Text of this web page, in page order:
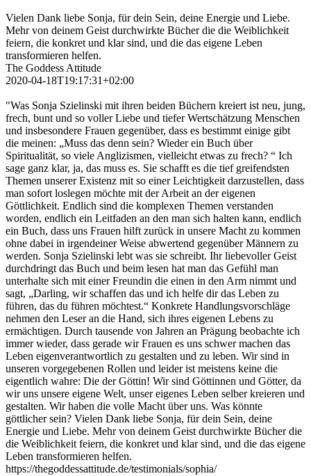
Vielen Dank liebe Sonja, für dein Sein, deine Energie und Liebe.
Mehr von deinem Geist durchwirkte Bücher die die Weiblichkeit
feiern, die konkret und klar sind, und die das eigene Leben
transformieren helfen.
The Goddess Attitude
2020-04-18T19:17:31+02:00
"Was Sonja Szielinski mit ihren beiden Büchern kreiert ist neu, jung,
frech, bunt und so voller Liebe und tiefer Wertschätzung Menschen
und insbesondere Frauen gegenüber, dass es bestimmt einige gibt
die meinen: „Muss das denn sein? Wieder ein Buch über
Spiritualität, so viele Anglizismen, vielleicht etwas zu frech? “ Ich
sage ganz klar, ja, das muss es. Sie schafft es die tief greifendsten
Themen unserer Existenz mit so einer Leichtigkeit darzustellen, dass
man sofort loslegen möchte mit der Arbeit an der eigenen
Göttlichkeit. Endlich sind die komplexen Themen verstanden
worden, endlich ein Leitfaden an den man sich halten kann, endlich
ein Buch, dass uns Frauen hilft zurück in unsere Macht zu kommen
ohne dabei in irgendeiner Weise abwertend gegenüber Männern zu
werden. Sonja Szielinski lebt was sie schreibt. Ihr liebevoller Geist
durchdringt das Buch und beim lesen hat man das Gefühl man
unterhalte sich mit einer Freundin die einen in den Arm nimmt und
sagt, „Darling, wir schaffen das und ich helfe dir das Leben zu
führen, das du führen möchtest.“ Konkrete Handlungsvorschläge
nehmen den Leser an die Hand, sich ihres eigenen Lebens zu
ermächtigen. Durch tausende von Jahren an Prägung beobachte ich
immer wieder, dass gerade wir Frauen es uns schwer machen das
Leben eigenverantwortlich zu gestalten und zu leben. Wir sind in
unseren vorgegebenen Rollen und leider ist meistens keine die
eigentlich wahre: Die der Göttin! Wir sind Göttinnen und Götter, da
wir uns unsere eigene Welt, unser eigenes Leben selber kreieren und
gestalten. Wir haben die volle Macht über uns. Was könnte
göttlicher sein? Vielen Dank liebe Sonja, für dein Sein, deine
Energie und Liebe. Mehr von deinem Geist durchwirkte Bücher die
die Weiblichkeit feiern, die konkret und klar sind, und die das eigene
Leben transformieren helfen.
https://thegoddessattitude.de/testimonials/sophia/